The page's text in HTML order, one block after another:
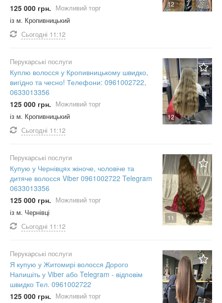
12
125 000 грн. Можливий торг
із м. Кропивницький
Сьогодні 11:12
12
Перукарські послуги
Куплю волосся у Кропивницькому швидко,
вигідно та чесно! Телефони: 0961002722,
0633013356
125 000 грн. Можливий торг
із м. Кропивницький
Сьогодні 11:12
11
Перукарські послуги
Купую у Чернівцях жіноче, чоловіче та
дитяче волосся Viber 0961002722 Telegram
0633013356
125 000 грн. Можливий торг
із м. Чернівці
Сьогодні 11:12
Перукарські послуги
Я купую у Житомирі волосся Дорого
Напишіть у Viber або Telegram - відповім
швидко Тел. 0961002722
125 000 грн. Можливий торг